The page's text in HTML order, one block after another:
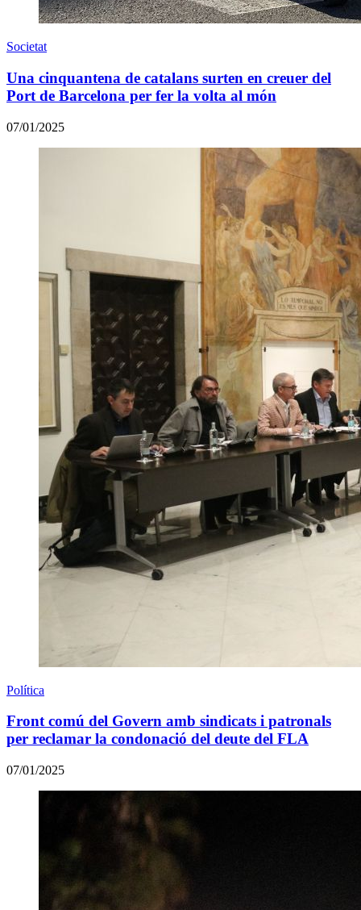
Societat
Una cinquantena de catalans surten en creuer del
Port de Barcelona per fer la volta al món
07/01/2025
Política
Front comú del Govern amb sindicats i patronals
per reclamar la condonació del deute del FLA
07/01/2025